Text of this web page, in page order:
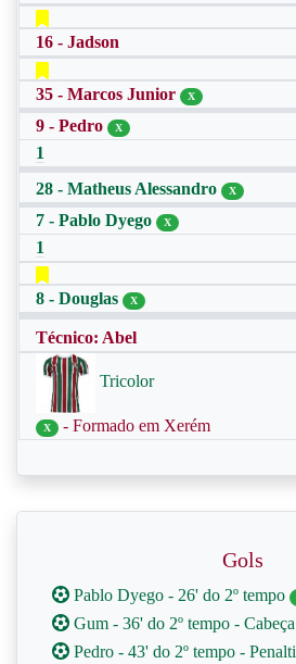
16 - Jadson
35 - Marcos Junior X
9 - Pedro X
1
28 - Matheus Alessandro
X
7 - Pablo Dyego X
1
8 - Douglas X
Técnico: Abel
Tricolor
X - Formado em Xerém
Gols
Pablo Dyego - 26' do 2º tempo
Gum - 36' do 2º tempo - Cabeça
Pedro - 43' do 2º tempo - Penalti